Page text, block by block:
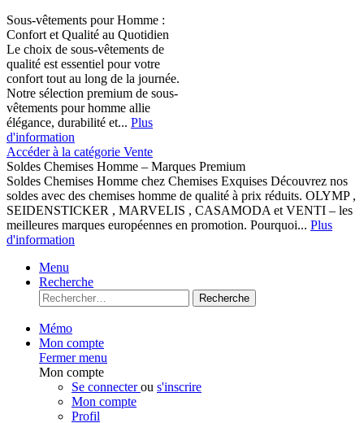
Sous-vêtements pour Homme :
Confort et Qualité au Quotidien
Le choix de sous-vêtements de
qualité est essentiel pour votre
confort tout au long de la journée.
Notre sélection premium de sous-
vêtements pour homme allie
élégance, durabilité et... Plus
d'information
Accéder à la catégorie Vente
Soldes Chemises Homme – Marques Premium
Soldes Chemises Homme chez Chemises Exquises Découvrez nos
soldes avec des chemises homme de qualité à prix réduits. OLYMP ,
SEIDENSTICKER , MARVELIS , CASAMODA et VENTI – les
meilleures marques européennes en promotion. Pourquoi... Plus
d'information
Menu
Recherche
Recherche
Mémo
Mon compte
Fermer menu
Mon compte
Se connecterou s'inscrire
Mon compte
Profil